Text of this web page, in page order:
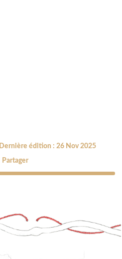
Dernière édition : 26 Nov 2025
Partager